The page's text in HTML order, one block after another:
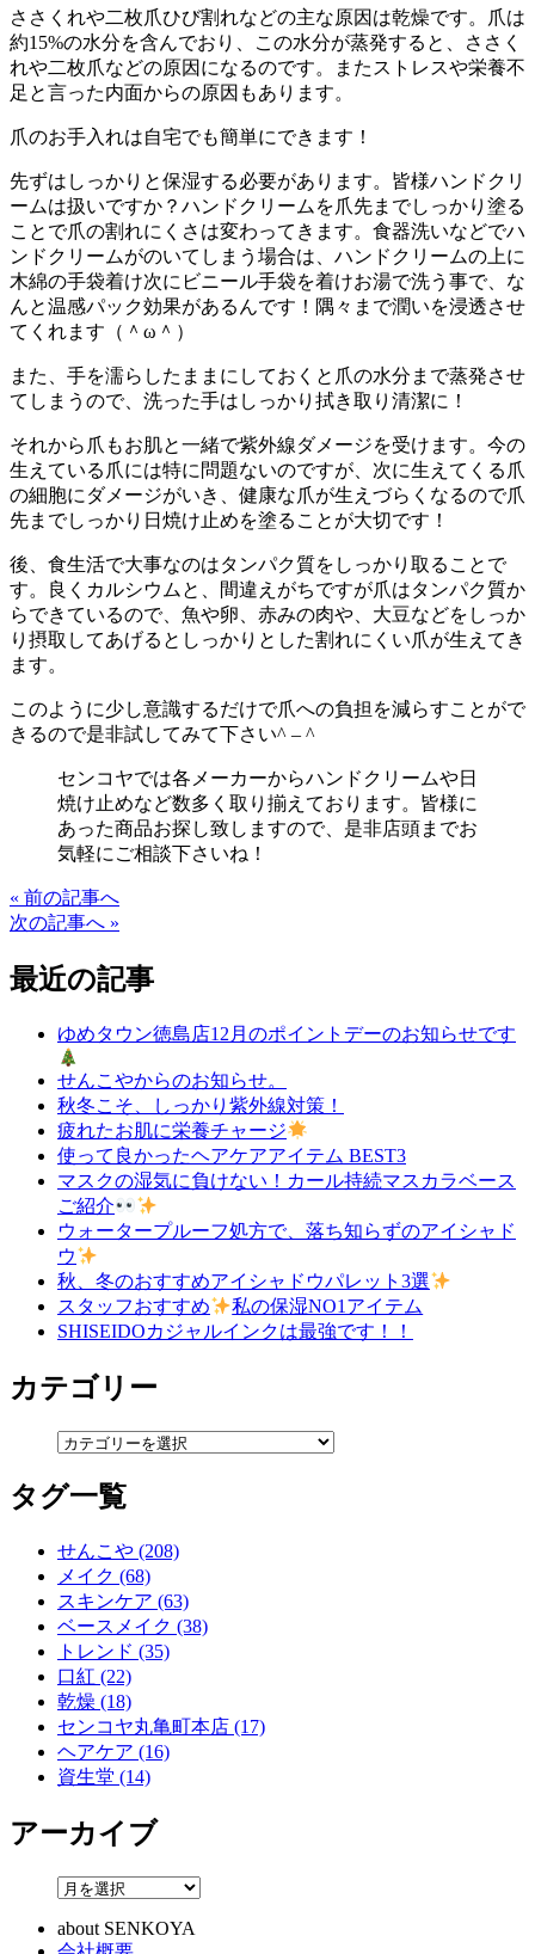
ささくれや二枚爪ひび割れなどの主な原因は乾燥です。爪は
約15%の水分を含んでおり、この水分が蒸発すると、ささく
れや二枚爪などの原因になるのです。またストレスや栄養不
足と言った内面からの原因もあります。
爪のお手入れは自宅でも簡単にできます！
先ずはしっかりと保湿する必要があります。皆様ハンドクリ
ームは扱いですか？ハンドクリームを爪先までしっかり塗る
ことで爪の割れにくさは変わってきます。食器洗いなどでハ
ンドクリームがのいてしまう場合は、ハンドクリームの上に
木綿の手袋着け次にビニール手袋を着けお湯で洗う事で、な
んと温感パック効果があるんです！隅々まで潤いを浸透させ
てくれます（＾ω＾）
また、手を濡らしたままにしておくと爪の水分まで蒸発させ
てしまうので、洗った手はしっかり拭き取り清潔に！
それから爪もお肌と一緒で紫外線ダメージを受けます。今の
生えている爪には特に問題ないのですが、次に生えてくる爪
の細胞にダメージがいき、健康な爪が生えづらくなるので爪
先までしっかり日焼け止めを塗ることが大切です！
後、食生活で大事なのはタンパク質をしっかり取ることで
す。良くカルシウムと、間違えがちですが爪はタンパク質か
らできているので、魚や卵、赤みの肉や、大豆などをしっか
り摂取してあげるとしっかりとした割れにくい爪が生えてき
ます。
このように少し意識するだけで爪への負担を減らすことがで
きるので是非試してみて下さい^ – ^
センコヤでは各メーカーからハンドクリームや日
焼け止めなど数多く取り揃えております。皆様に
あった商品お探し致しますので、是非店頭までお
気軽にご相談下さいね！
« 前の記事へ
次の記事へ »
最近の記事
ゆめタウン徳島店12月のポイントデーのお知らせです
せんこやからのお知らせ。
秋冬こそ、しっかり紫外線対策！
疲れたお肌に栄養チャージ
使って良かったヘアケアアイテム BEST3
マスクの湿気に負けない！カール持続マスカラベース
ご紹介
ウォータープルーフ処方で、落ち知らずのアイシャド
ウ
秋、冬のおすすめアイシャドウパレット3選
スタッフおすすめ
私の保湿NO1アイテム
SHISEIDOカジャルインクは最強です！！
カテゴリー
タグ一覧
せんこや (208)
メイク (68)
スキンケア (63)
ベースメイク (38)
トレンド (35)
口紅 (22)
乾燥 (18)
センコヤ丸亀町本店 (17)
ヘアケア (16)
資生堂 (14)
アーカイブ
about SENKOYA